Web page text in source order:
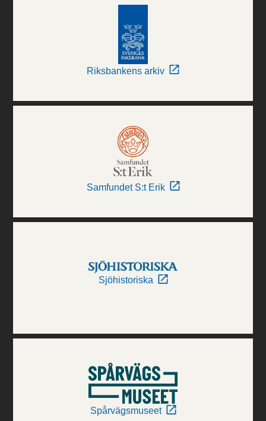
Riksbankens arkiv
Samfundet S:t Erik
Sjöhistoriska
Spårvägsmuseet